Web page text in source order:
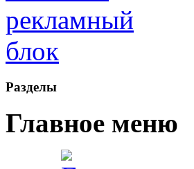
Рaзделы
Главное меню